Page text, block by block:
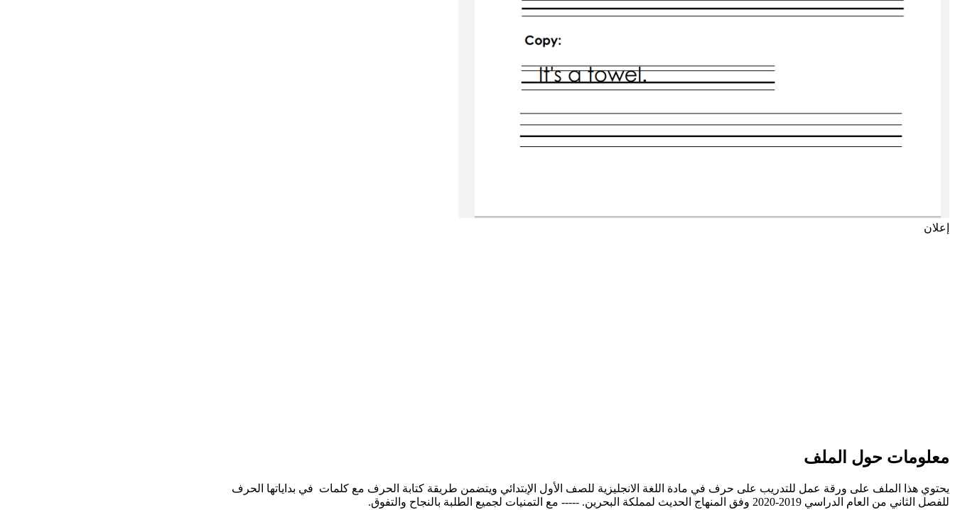
إعلان
معلومات حول الملف
يحتوي هذا الملف على ورقة عمل للتدريب على حرف في مادة اللغة الانجليزية للصف الأول الإبتدائي ويتضمن طريقة كتابة الحرف مع كلمات في بداياتها الحرف
للفصل الثاني من العام الدراسي 2019-2020 وفق المنهاج الحديث لمملكة البحرين. ----- مع التمنيات لجميع الطلبة بالنجاح والتفوق.